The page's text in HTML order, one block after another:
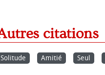
Autres citations
Solitude Amitié Seul